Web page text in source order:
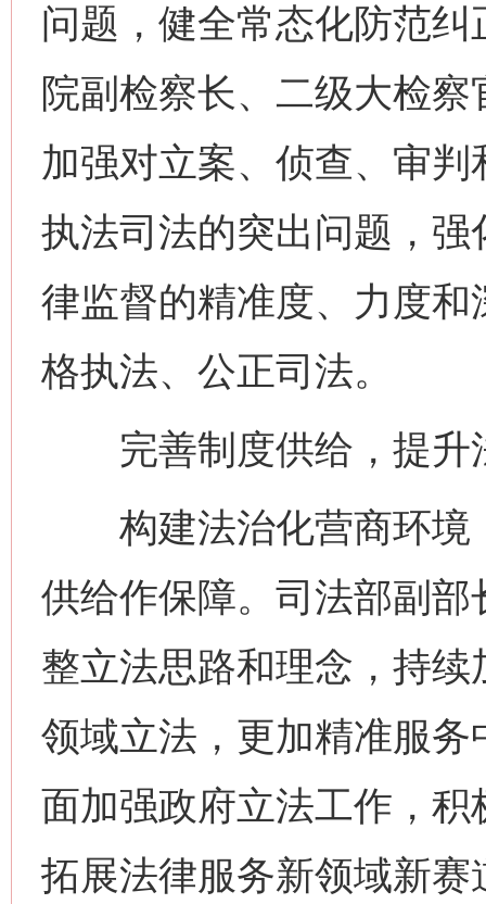
问题，健全常态化防范
院副检察长、二级大检
加强对立案、侦查、审
执法司法的突出问题，
律监督的精准度、力度
格执法、公正司法。
完善制度供给，提升
构建法治化营商环境
供给作保障。司法部副
整立法思路和理念，持
领域立法，更加精准服
面加强政府立法工作，
拓展法律服务新领域新
网上购药对药下症？